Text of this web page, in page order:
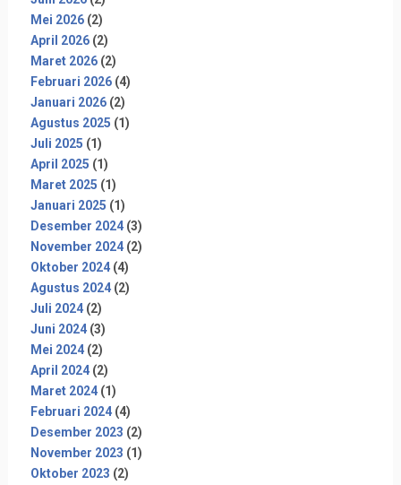
Mei 2026(2)
April 2026(2)
Maret 2026(2)
Februari 2026(4)
Januari 2026(2)
Agustus 2025 (1)
Juli 2025 (1)
April 2025 (1)
Maret 2025 (1)
Januari 2025 (1)
Desember 2024(3)
November 2024(2)
Oktober 2024(4)
Agustus 2024(2)
Juli 2024(2)
Juni 2024(3)
Mei 2024(2)
April 2024(2)
Maret 2024(1)
Februari 2024(4)
Desember 2023 (2)
November 2023 (1)
Oktober 2023 (2)